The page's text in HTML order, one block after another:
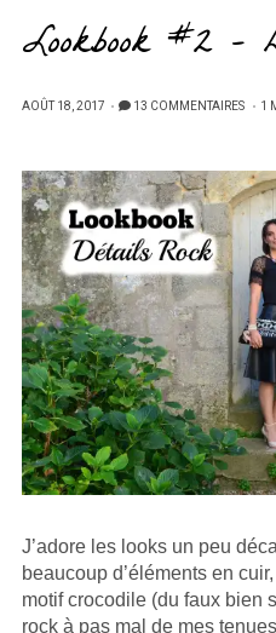
Lookbook #2 –
PUBLIÉ
AOÛT 18, 2017 13 COMMENTAIRES 1
J’adore les looks un peu
beaucoup d’éléments en
motif crocodile (du faux bien
rock à pas mal de mes